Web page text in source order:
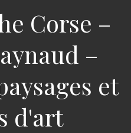
Corse –
–
et
d'art